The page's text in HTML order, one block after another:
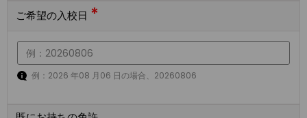
ご希望の入校日 *
例：2026 年08 月06 日の場合、20260806